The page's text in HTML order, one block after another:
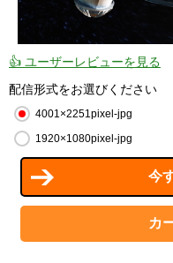
👍 ユーザーレビューを見る
配信形式をお選びください
4001×2251pixel-jpg
1920×1080pixel-jpg